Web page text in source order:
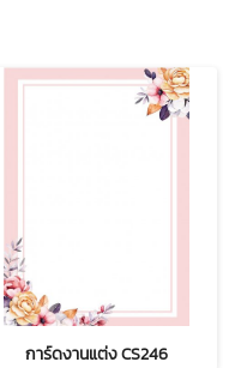
การ์ดงานแต่ง CS246